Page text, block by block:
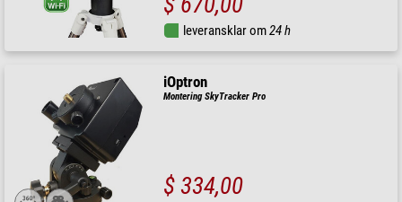
leveransklar om24 h
iOptron
Montering SkyTracker Pro
$ 334,00